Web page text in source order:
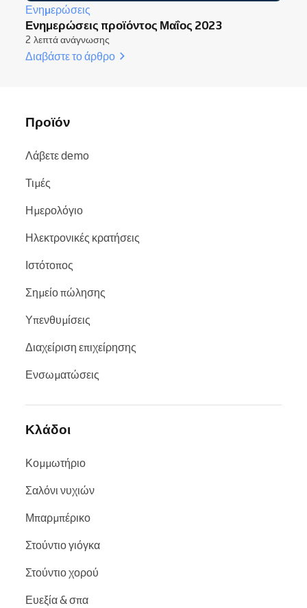
Ενημερώσεις
Ενημερώσεις προϊόντος Μαΐος 2023
2 λεπτά ανάγνωσης
Διαβάστε το άρθρο
Προϊόν
Λάβετε demo
Τιμές
Ημερολόγιο
Ηλεκτρονικές κρατήσεις
Ιστότοπος
Σημείο πώλησης
Υπενθυμίσεις
Διαχείριση επιχείρησης
Ενσωματώσεις
Κλάδοι
Κομμωτήριο
Σαλόνι νυχιών
Μπαρμπέρικο
Στούντιο γιόγκα
Στούντιο χορού
Ευεξία & σπα